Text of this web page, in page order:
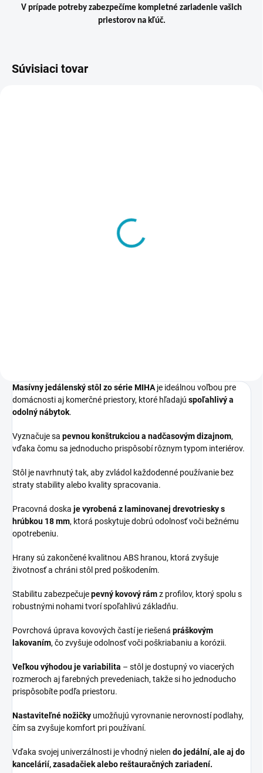
V prípade potreby zabezpečíme kompletné zariadenie vašich
priestorov na kľúč.
Súvisiaci tovar
Masívny jedálenský stôl zo série MIHA je ideálnou voľbou pre
domácnosti aj komerčné priestory, ktoré hľadajú spoľahlivý a
odolný nábytok.
Vyznačuje sa pevnou konštrukciou a nadčasovým dizajnom,
vďaka čomu sa jednoducho prispôsobí rôznym typom interiérov.
Stôl je navrhnutý tak, aby zvládol každodenné používanie bez
straty stability alebo kvality spracovania.
Pracovná doska je vyrobená z laminovanej drevotriesky s
hrúbkou 18 mm, ktorá poskytuje dobrú odolnosť voči bežnému
opotrebeniu.
Hrany sú zakončené kvalitnou ABS hranou, ktorá zvyšuje
životnosť a chráni stôl pred poškodením.
Stabilitu zabezpečujepevný kovový rámz profilov, ktorý spolu s
robustnými nohami tvorí spoľahlivú základňu.
Povrchová úprava kovových častí je riešená práškovým
lakovaním, čo zvyšuje odolnosť voči poškriabaniu a korózii.
Veľkou výhodou je variabilita – stôl je dostupný vo viacerých
rozmeroch aj farebných prevedeniach, takže si ho jednoducho
prispôsobíte podľa priestoru.
Nastaviteľné nožičky umožňujú vyrovnanie nerovností podlahy,
čím sa zvyšuje komfort pri používaní.
Vďaka svojej univerzálnosti je vhodný nielen do jedální, ale aj do
kancelárií, zasadačiek alebo reštauračných zariadení.